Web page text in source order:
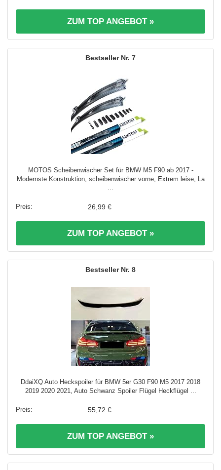
ZUM TOP ANGEBOT »
7
MOTOS Scheibenwischer Set für BMW M5 F90 ab 2017 -
Modernste Konstruktion, scheibenwischer vorne, Extrem leise, La
...
26,99 €
ZUM TOP ANGEBOT »
8
DdaiXQ Auto Heckspoiler für BMW 5er G30 F90 M5 2017 2018
2019 2020 2021, Auto Schwanz Spoiler Flügel Heckflügel ...
55,72 €
ZUM TOP ANGEBOT »